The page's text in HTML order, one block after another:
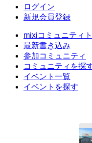
ログイン
新規会員登録
mixiコミュニティ
最新書き込み
参加コミュニティ
コミュニティを探
イベント一覧
イベントを探す